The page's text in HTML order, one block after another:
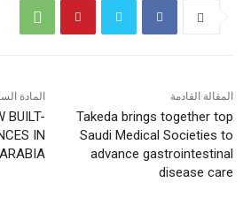
المادة
BUILT-
IN
المقالة القادمة
Takeda brings together top
Saudi Medical Societies to
advance gastrointestinal
disease care